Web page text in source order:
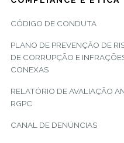
CÓDIGO DE CONDUTA
PLANO DE PREVENÇÃO DE
DE CORRUPÇÃO E
CONEXAS
RELATÓRIO DE AVALIAÇÃO
RGPC
CANAL DE DENÚNCIAS